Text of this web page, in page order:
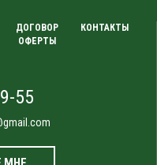
ДОГОВОР
ОФЕРТЫ
КОНТАКТЫ
55